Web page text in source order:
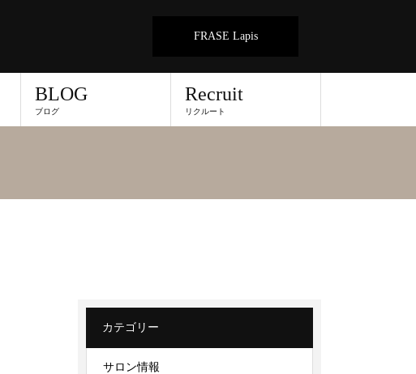
FRASE Lapis
BLOG
ブログ
Recruit
リクルート
カテゴリー
サロン情報